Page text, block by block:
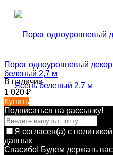
Порог одноуровневый
беленый 2,7 м
В наличии
1 020₽
Купить
Подписаться на рассылкy!
Я согласен(a) с
данных
Спасибо! Будем держать вас